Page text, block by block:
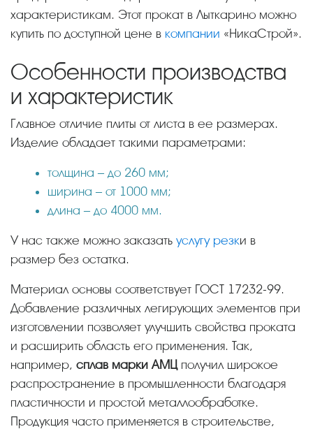
характеристикам. Этот прокат в Лыткарино можно
купить по доступной цене в компании «НикаСтрой».
Особенности производства
и характеристик
Главное отличие плиты от листа в ее размерах.
Изделие обладает такими параметрами:
толщина – до 260 мм;
ширина – от 1000 мм;
длина – до 4000 мм.
У нас также можно заказать услугу резки в
размер без остатка.
Материал основы соответствует ГОСТ 17232-99.
Добавление различных легирующих элементов при
изготовлении позволяет улучшить свойства проката
и расширить область его применения. Так,
например, сплав марки АМЦполучил широкое
распространение в промышленности благодаря
пластичности и простой металлообработке.
Продукция часто применяется в строительстве,